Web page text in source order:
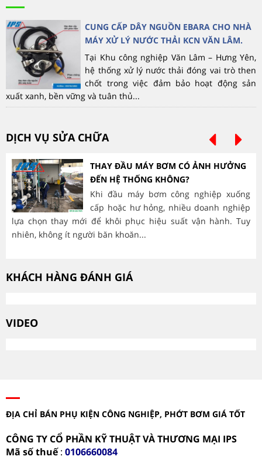
CUNG CẤP DÂY NGUỒN EBARA CHO NHÀ
MÁY XỬ LÝ NƯỚC THẢI KCN VĂN LÂM.
Tại Khu công nghiệp Văn Lâm – Hưng Yên,
hệ thống xử lý nước thải đóng vai trò then
chốt trong việc đảm bảo hoạt động sản
xuất xanh, bền vững và tuân thủ...
DỊCH VỤ SỬA CHỮA
THAY ĐẦU MÁY BƠM CÓ ẢNH HƯỞNG
ĐẾN HỆ THỐNG KHÔNG?
Khi đầu máy bơm công nghiệp xuống
cấp hoặc hư hỏng, nhiều doanh nghiệp
lựa chọn thay mới để khôi phục hiệu suất vận hành. Tuy
nhiên, không ít người băn khoăn...
KHÁCH HÀNG ĐÁNH GIÁ
VIDEO
ĐỊA CHỈ BÁN PHỤ KIỆN CÔNG NGHIỆP, PHỚT BƠM GIÁ TỐT
CÔNG TY CỔ PHẦN KỸ THUẬT VÀ THƯƠNG MẠI IPS
Mã số thuế: 0106660084